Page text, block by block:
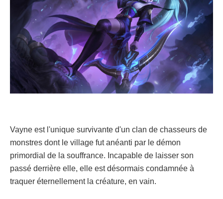
Vayne est l'unique survivante d'un clan de chasseurs de
monstres dont le village fut anéanti par le démon
primordial de la souffrance. Incapable de laisser son
passé derrière elle, elle est désormais condamnée à
traquer éternellement la créature, en vain.